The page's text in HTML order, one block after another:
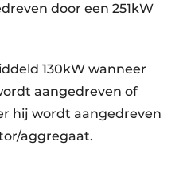
door een 251kW
130kW wanneer
aangedreven of
hij wordt aangedreven
aggregaat.